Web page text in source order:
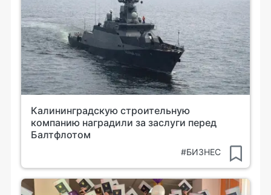
Калининградскую строительную
компанию наградили за заслуги перед
Балтфлотом
#БИЗНЕС